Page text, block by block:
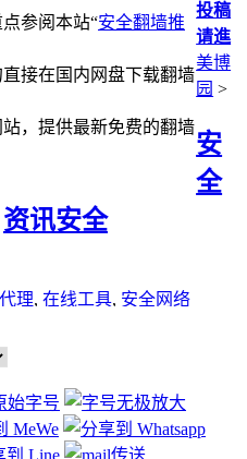
参阅本站“安全翻墙推
接在国内网盘下载翻墙
，提供最新免费的翻墙
投稿
请進
美博
园 >
安
全
资讯安全
理, 在线工具, 安全网络